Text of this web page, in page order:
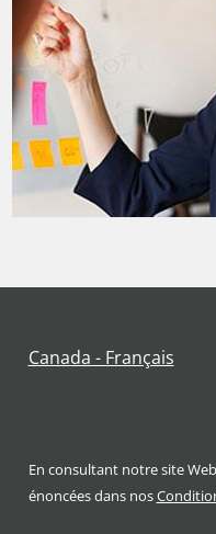
Canada - Français
En consultant notre site
énoncées dans nos